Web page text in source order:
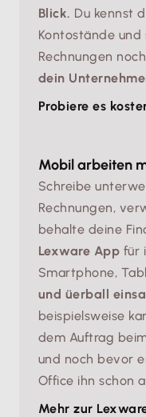
Blick. Du kennst
Kontostände
Rechnungen
dein
Probiere es
Mobil arbeiten
Schreibe
Rechnungen,
behalte deine
Lexware App für
Smartphone,
und üerball
beispielsweise
dem Auftrag
und noch bevor
Office ihn schon
Mehr zur